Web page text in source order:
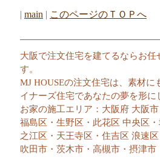
| main | このページのＴＯＰへ
大阪で注文住宅を建てるならお
す。
MJ HOUSEの注文住宅は、素材
イナーズ住宅であなたの夢を形に
お家の施工エリア：大阪府 大阪
福島区・生野区・此花区 中央区
之江区・天王寺区・住吉区 浪速
吹田市・茨木市・高槻市・摂津